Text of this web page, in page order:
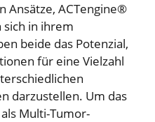
Ansätze, ACTengine®
sich in ihrem
beide das Potenzial,
für eine Vielzahl
darzustellen. Um das
Multi-Tumor-